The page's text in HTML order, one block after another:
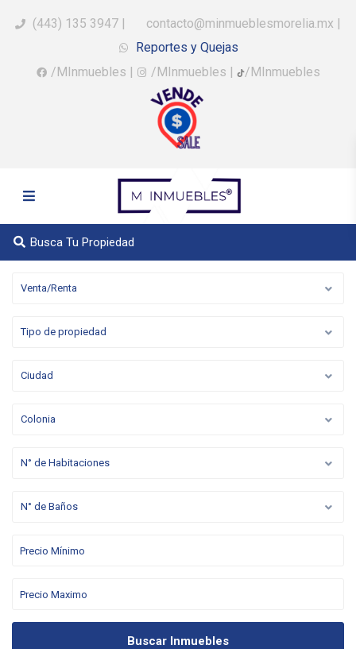
(443) 135 3947 | contacto@minmueblesmorelia.mx |
Reportes y Quejas
/MInmuebles | /MInmuebles | /MInmuebles
Busca Tu Propiedad
Venta/Renta
Tipo de propiedad
Ciudad
Colonia
N° de Habitaciones
N° de Baños
Buscar Inmuebles